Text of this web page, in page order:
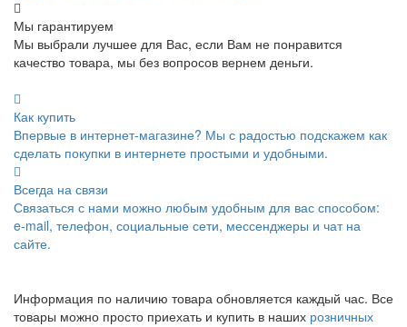
Мы гарантируем
Мы выбрали лучшее для Вас, если Вам не понравится
качество товара, мы без вопросов вернем деньги.
Как купить
Впервые в интернет-магазине? Мы с радостью подскажем как
сделать покупки в интернете простыми и удобными.
Всегда на связи
Связаться с нами можно любым удобным для вас способом:
e-mail, телефон, социальные сети, мессенджеры и чат на
сайте.
Информация по наличию товара обновляется каждый час. Все
товары можно просто приехать и купить в наших розничных